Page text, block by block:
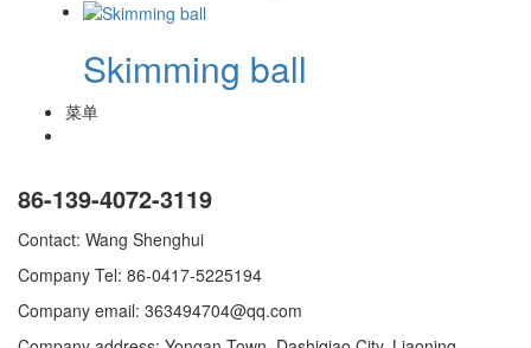
Skimming ball
菜单
86-139-4072-3119
Contact: Wang Shenghui
Company Tel: 86-0417-5225194
Company email: 363494704@qq.com